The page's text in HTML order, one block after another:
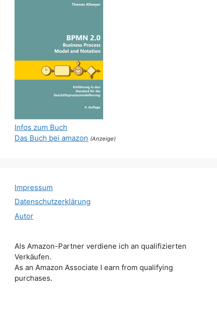
Infos zum Buch
Das Buch bei amazon (Anzeige)
Impressum
Datenschutzerklärung
Autor
Als Amazon-Partner verdiene ich an qualifizierten
Verkäufen.
As an Amazon Associate I earn from qualifying
purchases.